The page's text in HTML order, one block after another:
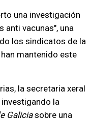
una investigación
anti vacunas", una
los sindicatos de la
mantenido este
la secretaria xeral
la
Galiciasobre una